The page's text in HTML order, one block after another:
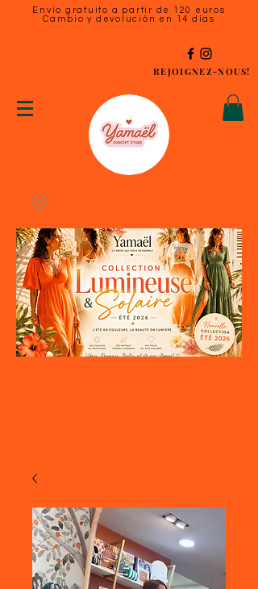
Envío gratuito a partir de 120 euros
Cambio y devolución en 14 días
REJOIGNEZ-NOUS!